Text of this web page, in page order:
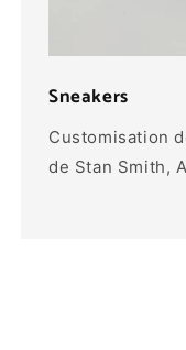
Sneakers
Customisation
de Stan Smith,